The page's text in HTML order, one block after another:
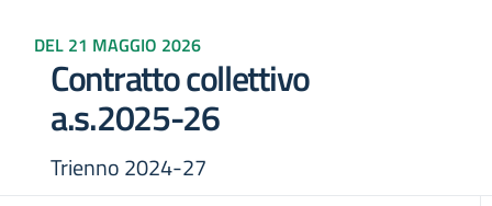
DEL 21 MAGGIO 2026
Contratto collettivo
a.s.2025-26
Trienno 2024-27